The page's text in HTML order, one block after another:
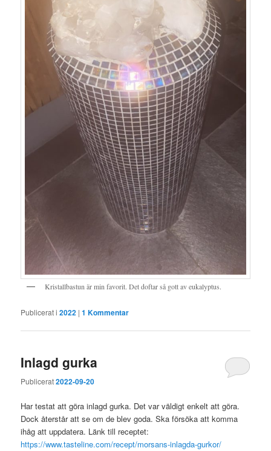
Kristallbastun är min favorit. Det doftar så gott av eukalyptus.
Publicerat i 2022 |1 Kommentar
Inlagd gurka
Publicerat2022-09-20
Har testat att göra inlagd gurka. Det var väldigt enkelt att göra.
Dock återstår att se om de blev goda. Ska försöka att komma
ihåg att uppdatera. Länk till receptet:
https://www.tasteline.com/recept/morsans-inlagda-gurkor/